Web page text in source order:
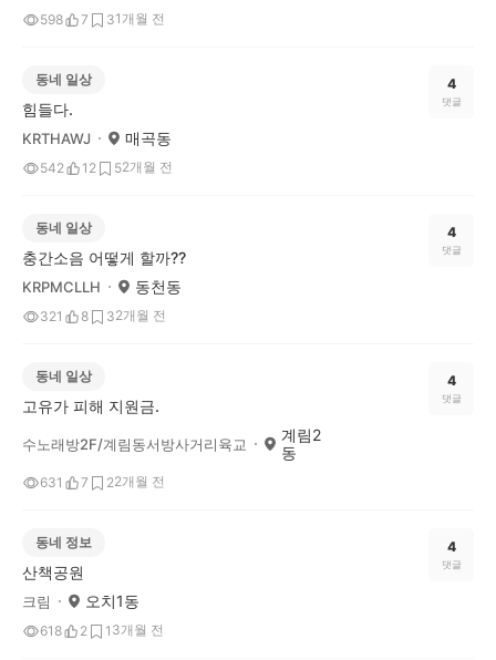
598 7 31개월 전
동네 일상
힘들다.
KRTHAWJ 매곡동
542 12 52개월 전
4
댓글
동네 일상
충간소음 어떻게 할까??
KRPMCLLH 동천동
321 8 32개월 전
4
댓글
동네 일상
고유가 피해 지원금.
수노래방2F/계림동서방사거리육교
계림2
동
631 7 22개월 전
4
댓글
동네 정보
산책공원
크림 오치1동
618 2 1 3개월 전
4
댓글